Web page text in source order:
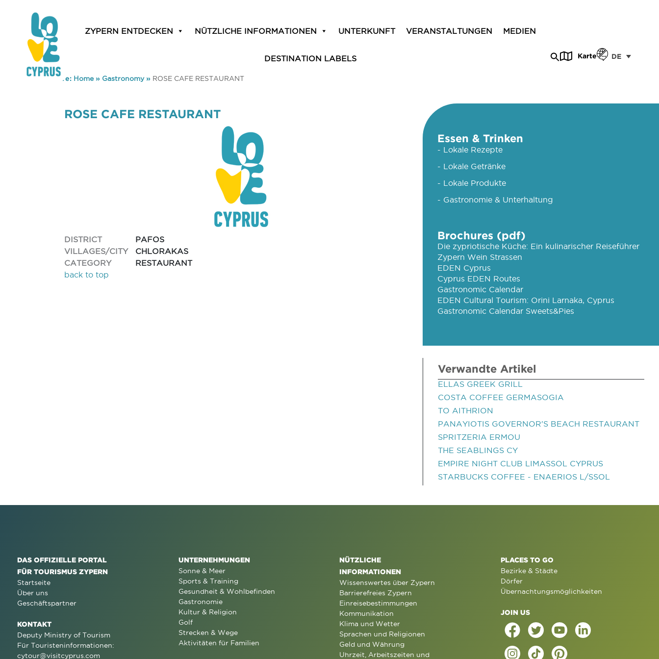
ZYPERN ENTDECKEN NÜTZLICHE INFORMATIONEN UNTERKUNFT VERANSTALTUNGEN MEDIEN
DESTINATION LABELS Karte DE
You are here: Home» Gastronomy» ROSE CAFE RESTAURANT
ROSE CAFE RESTAURANT
DISTRICT
PAFOS
VILLAGES/CITY
CHLORAKAS
CATEGORY
RESTAURANT
back to top
Essen & Trinken
- Lokale Rezepte
- Lokale Getränke
- Lokale Produkte
- Gastronomie & Unterhaltung
Brochures (pdf)
Die zypriotische Küche: Ein kulinarischer Reiseführer
Zypern Wein Strassen
EDEN Cyprus
Cyprus EDEN Routes
Gastronomic Calendar
EDEN Cultural Tourism: Orini Larnaka, Cyprus
Gastronomic Calendar Sweets&Pies
Verwandte Artikel
ELLAS GREEK GRILL
COSTA COFFEE GERMASOGIA
TO AITHRION
PANAYIOTIS GOVERNOR'S BEACH RESTAURANT
SPRITZERIA ERMOU
THE SEABLINGS CY
EMPIRE NIGHT CLUB LIMASSOL CYPRUS
STARBUCKS COFFEE - ENAERIOS L/SSOL
DAS OFFIZIELLE PORTAL
FÜR TOURISMUS ZYPERN
Startseite
Über uns
Geschäftspartner
KONTAKT
Deputy Ministry of Tourism
Für Touristeninformationen:
cytour@visitcyprus.com
UNTERNEHMUNGEN
Sonne & Meer
Sports & Training
Gesundheit & Wohlbefinden
Gastronomie
Kultur & Religion
Golf
Strecken & Wege
Aktivitäten für Familien
NÜTZLICHE
INFORMATIONEN
Wissenswertes über Zypern
Barrierefreies Zypern
Einreisebestimmungen
Kommunikation
Klima und Wetter
Sprachen und Religionen
Geld und Währung
Uhrzeit, Arbeitszeiten und
PLACES TO GO
Bezirke & Städte
Dörfer
Übernachtungsmöglichkeiten
JOIN US